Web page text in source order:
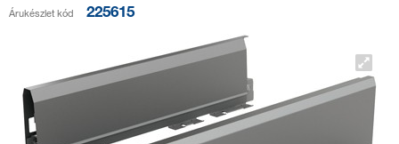
Árukészlet kód 225615